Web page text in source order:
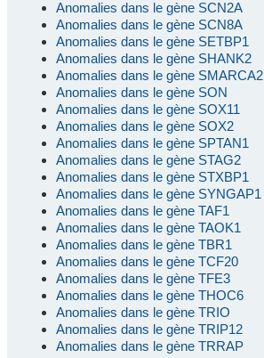
Anomalies dans le gène SCN2A
Anomalies dans le gène SCN8A
Anomalies dans le gène SETBP1
Anomalies dans le gène SHANK2
Anomalies dans le gène SMARCA2
Anomalies dans le gène SON
Anomalies dans le gène SOX11
Anomalies dans le gène SOX2
Anomalies dans le gène SPTAN1
Anomalies dans le gène STAG2
Anomalies dans le gène STXBP1
Anomalies dans le gène SYNGAP1
Anomalies dans le gène TAF1
Anomalies dans le gène TAOK1
Anomalies dans le gène TBR1
Anomalies dans le gène TCF20
Anomalies dans le gène TFE3
Anomalies dans le gène THOC6
Anomalies dans le gène TRIO
Anomalies dans le gène TRIP12
Anomalies dans le gène TRRAP